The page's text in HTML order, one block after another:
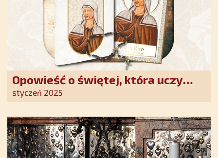
Opowieść o świętej, która uczy
szczerego oddania się Bogu.
nadziei w XXI wieku
styczeń 2025